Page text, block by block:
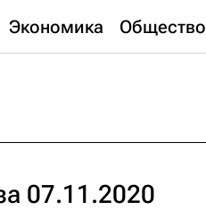
Экономика Общество
07.11.2020